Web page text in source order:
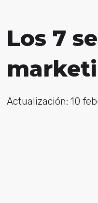
Los 7
Actualización: 10